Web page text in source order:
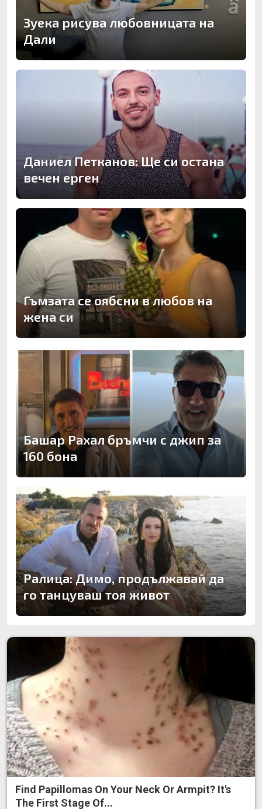
Зуека рисува любовницата на
Дали
Даниел Петканов: Ще си остана
вечен ерген
Гъмзата се оябсни в любов на
жена си
Башар Рахал бръмчи с джип за
160 бона
Ралица: Димо, продължавай да
го танцуваш тоя живот
Find Papillomas On Your Neck Or Armpit? It's
The First Stage Of...